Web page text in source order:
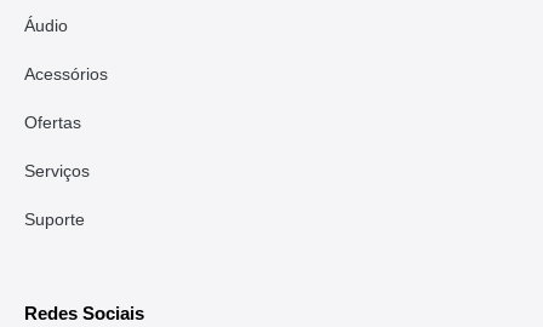
Áudio
Acessórios
Ofertas
Serviços
Suporte
Redes Sociais